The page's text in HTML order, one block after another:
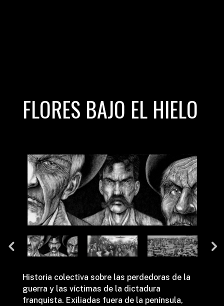
FLORES BAJO EL HIELO
Historia colectiva sobre las perdedoras de la
guerra y las víctimas de la dictadura
franquista. Exiliadas fuera de la península,